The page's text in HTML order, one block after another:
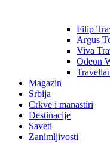
Filip
Argus
Viva
Odeon
Magazin
Srbija
Crkve i manastiri
Destinacije
Saveti
Zanimljivosti